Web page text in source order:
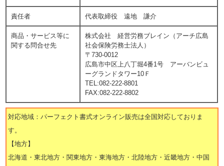
責任者 代表取締役 遠地 謙介
商品・サービス等に
関する問合せ先
株式会社 経営労務ブレイン（アーチ広島
社会保険労務士法人）
〒730-0012
広島市中区上八丁堀4番1号 アーバンビュ
ーグランドタワー10Ｆ
TEL:082-222-8801
FAX:082-222-8802
対応地域：パーフェクト書式オンライン販売は全国対応しておりま
す。
【地方】
北海道・東北地方・関東地方・東海地方・北陸地方・近畿地方・中国